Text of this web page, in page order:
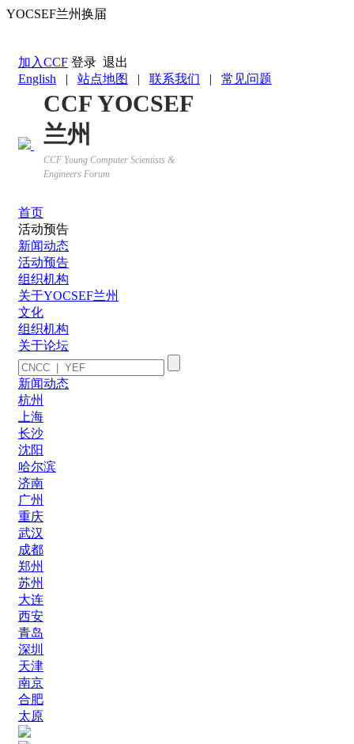
YOCSEF兰州换届
加入CCF 登录 退出
English | 站点地图 | 联系我们 | 常见问题
CCF YOCSEF
兰州
CCF Young Computer Scientists &
Engineers Forum
首页
活动预告
新闻动态
活动预告
组织机构
关于YOCSEF兰州
文化
组织机构
关于论坛
新闻动态
杭州
上海
长沙
沈阳
哈尔滨
济南
广州
重庆
武汉
成都
郑州
苏州
大连
西安
青岛
深圳
天津
南京
合肥
太原